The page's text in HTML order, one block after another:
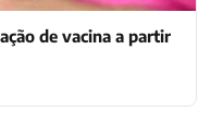
de vacina a partir